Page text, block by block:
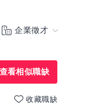
企業徵才
查看相似職缺
收藏職缺